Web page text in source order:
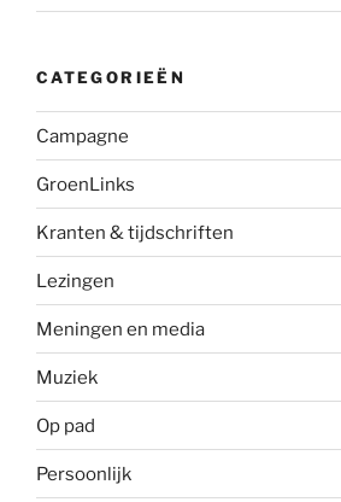
CATEGORIEËN
Campagne
GroenLinks
Kranten & tijdschriften
Lezingen
Meningen en media
Muziek
Op pad
Persoonlijk